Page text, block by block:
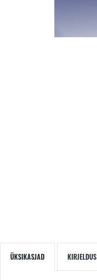
ÜKSIKASJAD KIRJELDUS